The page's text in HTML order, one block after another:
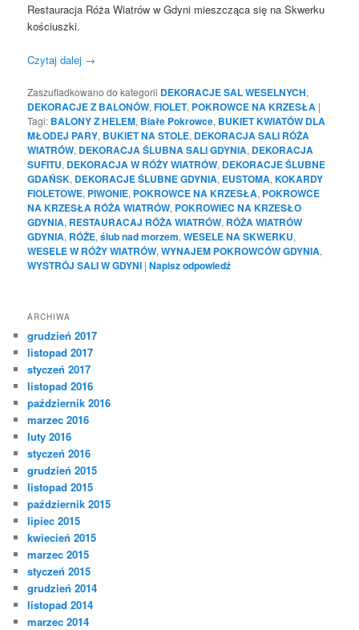
Restauracja Róża Wiatrów w Gdyni mieszcząca się na Skwerku
kościuszki.
Czytaj dalej →
Zaszufladkowano do kategorii DEKORACJE SAL WESELNYCH,
DEKORACJE Z BALONÓW,FIOLET, POKROWCE NA KRZESŁA |
Tagi: BALONY Z HELEM, Białe Pokrowce, BUKIET KWIATÓW DLA
MŁODEJ PARY, BUKIET NA STOLE, DEKORACJA SALI RÓŻA
WIATRÓW, DEKORACJA ŚLUBNA SALI GDYNIA, DEKORACJA
SUFITU, DEKORACJA W RÓŻY WIATRÓW, DEKORACJE ŚLUBNE
GDAŃSK, DEKORACJE ŚLUBNE GDYNIA, EUSTOMA,KOKARDY
FIOLETOWE, PIWONIE, POKROWCE NA KRZESŁA, POKROWCE
NA KRZESŁA RÓŻA WIATRÓW, POKROWIEC NA KRZESŁO
GDYNIA, RESTAURACAJ RÓŻA WIATRÓW, RÓŻA WIATRÓW
GDYNIA, RÓŻE,ślub nad morzem,WESELE NA SKWERKU,
WESELE W RÓŻY WIATRÓW,WYNAJEM POKROWCÓW GDYNIA,
WYSTRÓJ SALI W GDYNI |Napisz odpowiedź
ARCHIWA
grudzień 2017
listopad 2017
styczeń 2017
listopad 2016
październik 2016
marzec 2016
luty 2016
styczeń 2016
grudzień 2015
listopad 2015
październik 2015
lipiec 2015
kwiecień 2015
marzec 2015
styczeń 2015
grudzień 2014
listopad 2014
marzec 2014